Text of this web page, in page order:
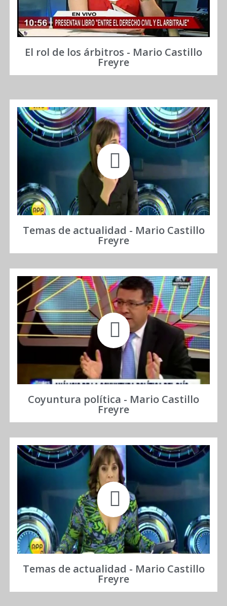
El rol de los árbitros - Mario Castillo
Freyre
Temas de actualidad - Mario Castillo
Freyre
Coyuntura política - Mario Castillo
Freyre
Temas de actualidad - Mario Castillo
Freyre